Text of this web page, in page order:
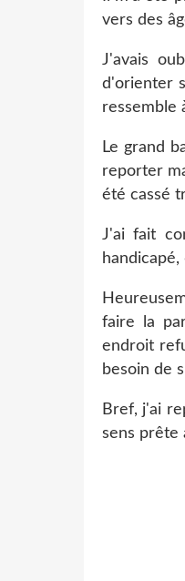
vers des
J'avais
d'orienter
ressemble
Le grand
reporter
été cassé
J'ai fait
faire la
endroit
besoin de
Bref, j'ai
sens prête